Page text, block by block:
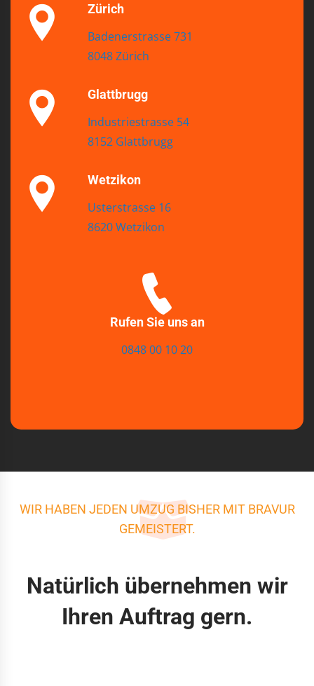
Zürich
Badenerstrasse 731
8048 Zürich
Glattbrugg
Industriestrasse 54
8152 Glattbrugg
Wetzikon
Usterstrasse 16
8620 Wetzikon
Rufen Sie uns an
0848 00 10 20
WIR HABEN JEDEN UMZUG BISHER MIT BRAVUR
GEMEISTERT.
Natürlich übernehmen wir
Ihren Auftrag gern.